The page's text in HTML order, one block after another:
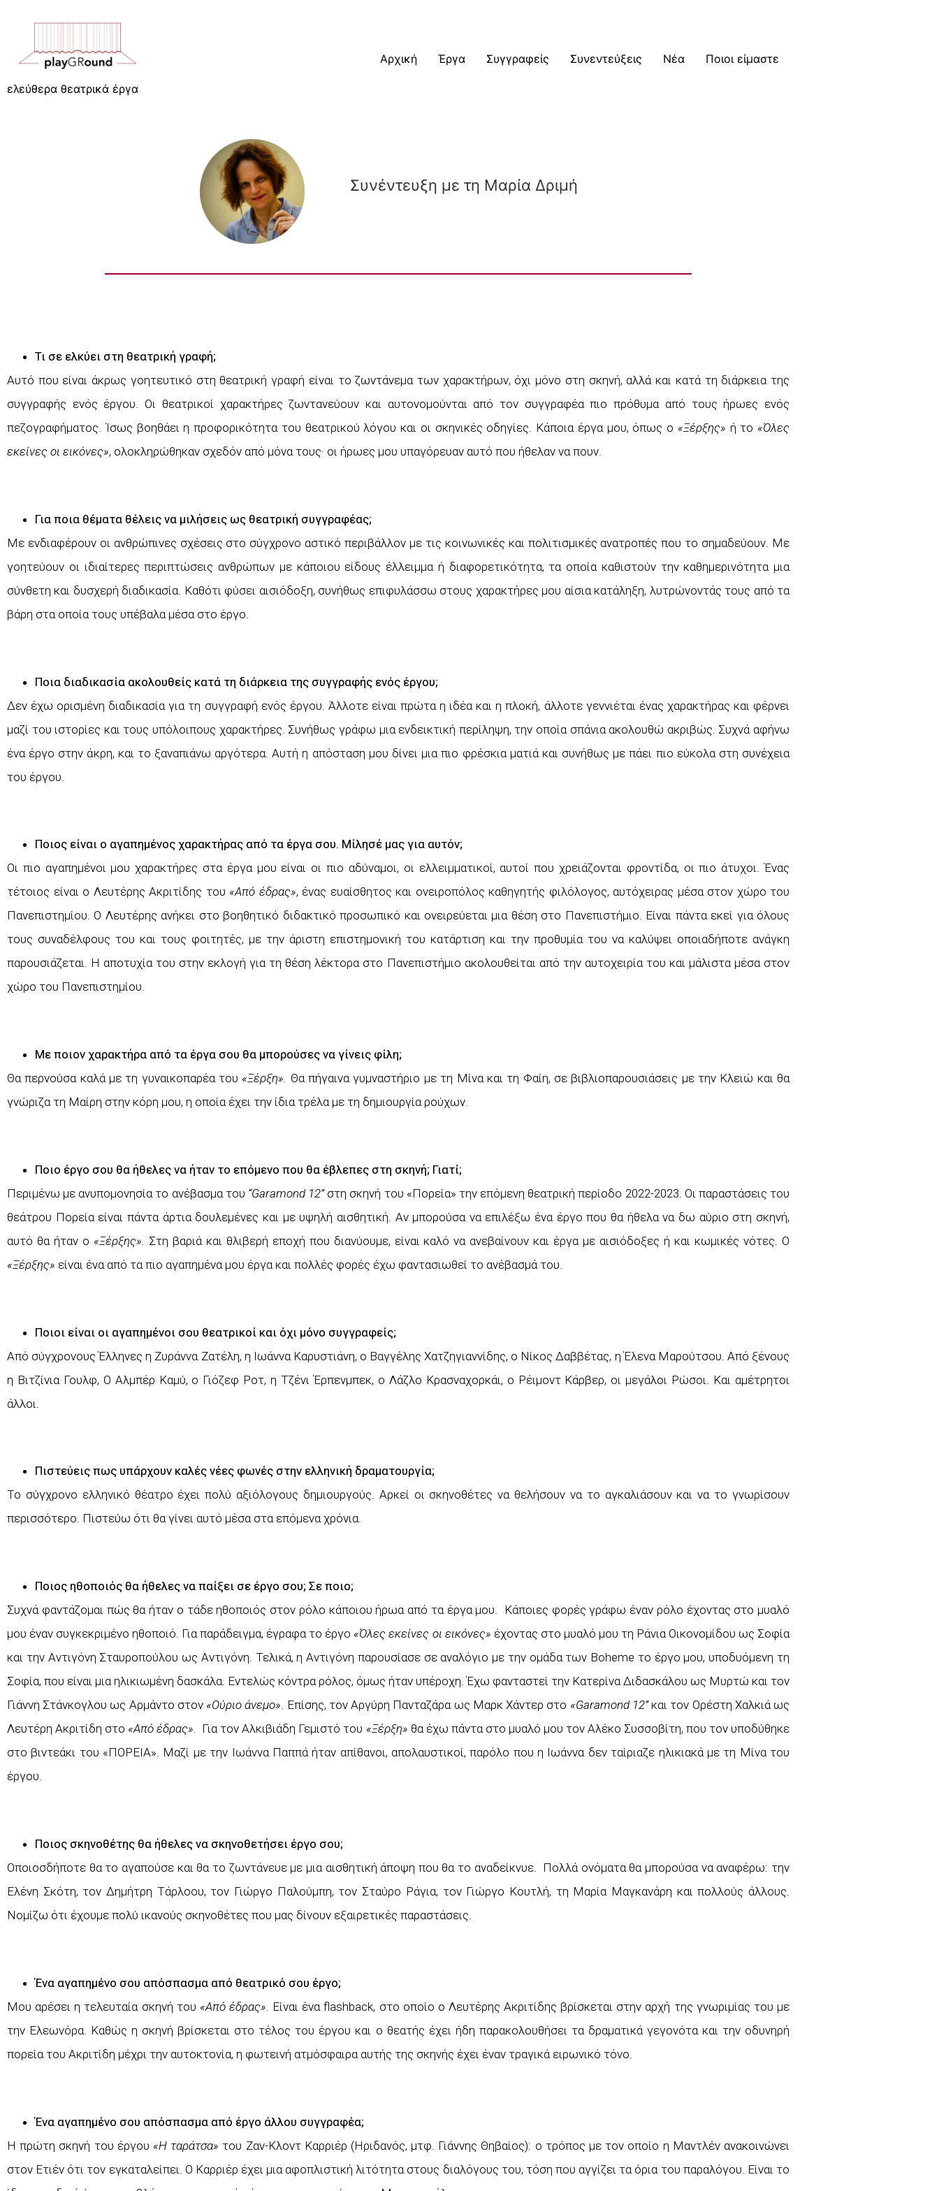
ελεύθερα θεατρικά έργα
Αρχική Έργα Συγγραφείς Συνεντεύξεις Νέα Ποιοι είμαστε
Συνέντευξη με τη Μαρία Δριμή
Τι σε ελκύει στη θεατρική γραφή;
Αυτό που είναι άκρως γοητευτικό στη θεατρική γραφή είναι το ζωντάνεμα των χαρακτήρων, όχι μόνο στη σκηνή, αλλά και κατά τη διάρκεια της
συγγραφής ενός έργου. Οι θεατρικοί χαρακτήρες ζωντανεύουν και αυτονομούνται από τον συγγραφέα πιο πρόθυμα από τους ήρωες ενός
πεζογραφήματος. Ίσως βοηθάει η προφορικότητα του θεατρικού λόγου και οι σκηνικές οδηγίες. Κάποια έργα μου, όπως ο «Ξέρξης» ή το «Όλες
εκείνες οι εικόνες», ολοκληρώθηκαν σχεδόν από μόνα τους· οι ήρωες μου υπαγόρευαν αυτό που ήθελαν να πουν.
Για ποια θέματα θέλεις να μιλήσεις ως θεατρική συγγραφέας;
Με ενδιαφέρουν οι ανθρώπινες σχέσεις στο σύγχρονο αστικό περιβάλλον με τις κοινωνικές και πολιτισμικές ανατροπές που το σημαδεύουν. Με
γοητεύουν οι ιδιαίτερες περιπτώσεις ανθρώπων με κάποιου είδους έλλειμμα ή διαφορετικότητα, τα οποία καθιστούν την καθημερινότητα μια
σύνθετη και δυσχερή διαδικασία. Καθότι φύσει αισιόδοξη, συνήθως επιφυλάσσω στους χαρακτήρες μου αίσια κατάληξη, λυτρώνοντάς τους από τα
βάρη στα οποία τους υπέβαλα μέσα στο έργο.
Ποια διαδικασία ακολουθείς κατά τη διάρκεια της συγγραφής ενός έργου;
Δεν έχω ορισμένη διαδικασία για τη συγγραφή ενός έργου. Άλλοτε είναι πρώτα η ιδέα και η πλοκή, άλλοτε γεννιέται ένας χαρακτήρας και φέρνει
μαζί του ιστορίες και τους υπόλοιπους χαρακτήρες. Συνήθως γράφω μια ενδεικτική περίληψη, την οποία σπάνια ακολουθώ ακριβώς. Συχνά αφήνω
ένα έργο στην άκρη, και το ξαναπιάνω αργότερα. Αυτή η απόσταση μου δίνει μια πιο φρέσκια ματιά και συνήθως με πάει πιο εύκολα στη συνέχεια
του έργου.
Ποιος είναι ο αγαπημένος χαρακτήρας από τα έργα σου. Μίλησέ μας για αυτόν;
Οι πιο αγαπημένοι μου χαρακτήρες στα έργα μου είναι οι πιο αδύναμοι, οι ελλειμματικοί, αυτοί που χρειάζονται φροντίδα, οι πιο άτυχοι. Ένας
τέτοιος είναι ο Λευτέρης Ακριτίδης του «Από έδρας», ένας ευαίσθητος και ονειροπόλος καθηγητής φιλόλογος, αυτόχειρας μέσα στον χώρο του
Πανεπιστημίου. Ο Λευτέρης ανήκει στο βοηθητικό διδακτικό προσωπικό και ονειρεύεται μια θέση στο Πανεπιστήμιο. Είναι πάντα εκεί για όλους
τους συναδέλφους του και τους φοιτητές, με την άριστη επιστημονική του κατάρτιση και την προθυμία του να καλύψει οποιαδήποτε ανάγκη
παρουσιάζεται. Η αποτυχία του στην εκλογή για τη θέση λέκτορα στο Πανεπιστήμιο ακολουθείται από την αυτοχειρία του και μάλιστα μέσα στον
χώρο του Πανεπιστημίου.
Με ποιον χαρακτήρα από τα έργα σου θα μπορούσες να γίνεις φίλη;
Θα περνούσα καλά με τη γυναικοπαρέα του «Ξέρξη». Θα πήγαινα γυμναστήριο με τη Μίνα και τη Φαίη, σε βιβλιοπαρουσιάσεις με την Κλειώ και θα
γνώριζα τη Μαίρη στην κόρη μου, η οποία έχει την ίδια τρέλα με τη δημιουργία ρούχων.
Ποιο έργο σου θα ήθελες να ήταν το επόμενο που θα έβλεπες στη σκηνή; Γιατί;
Περιμένω με ανυπομονησία το ανέβασμα του “Garamond 12”στη σκηνή του «Πορεία» την επόμενη θεατρική περίοδο 2022-2023. Οι παραστάσεις του
θεάτρου Πορεία είναι πάντα άρτια δουλεμένες και με υψηλή αισθητική. Αν μπορούσα να επιλέξω ένα έργο που θα ήθελα να δω αύριο στη σκηνή,
αυτό θα ήταν ο «Ξέρξης». Στη βαριά και θλιβερή εποχή που διανύουμε, είναι καλό να ανεβαίνουν και έργα με αισιόδοξες ή και κωμικές νότες. Ο
«Ξέρξης» είναι ένα από τα πιο αγαπημένα μου έργα και πολλές φορές έχω φαντασιωθεί το ανέβασμά του.
Ποιοι είναι οι αγαπημένοι σου θεατρικοί και όχι μόνο συγγραφείς;
Από σύγχρονους Έλληνες η Ζυράννα Ζατέλη, η Ιωάννα Καρυστιάνη, ο Βαγγέλης Χατζηγιαννίδης, ο Νίκος Δαββέτας, η Έλενα Μαρούτσου. Από ξένους
η Βιτζίνια Γουλφ, Ο Αλμπέρ Καμύ, ο Γιόζεφ Ροτ, η Τζένι Έρπενμπεκ, ο Λάζλο Κρασναχορκάι, ο Ρέιμοντ Κάρβερ, οι μεγάλοι Ρώσοι. Και αμέτρητοι
άλλοι.
Πιστεύεις πως υπάρχουν καλές νέες φωνές στην ελληνική δραματουργία;
Το σύγχρονο ελληνικό θέατρο έχει πολύ αξιόλογους δημιουργούς. Αρκεί οι σκηνοθέτες να θελήσουν να το αγκαλιάσουν και να το γνωρίσουν
περισσότερο. Πιστεύω ότι θα γίνει αυτό μέσα στα επόμενα χρόνια.
Ποιος ηθοποιός θα ήθελες να παίξει σε έργο σου; Σε ποιο;
Συχνά φαντάζομαι πώς θα ήταν ο τάδε ηθοποιός στον ρόλο κάποιου ήρωα από τα έργα μου. Κάποιες φορές γράφω έναν ρόλο έχοντας στο μυαλό
μου έναν συγκεκριμένο ηθοποιό. Για παράδειγμα, έγραφα το έργο «Όλες εκείνες οι εικόνες» έχοντας στο μυαλό μου τη Ράνια Οικονομίδου ως Σοφία
και την Αντιγόνη Σταυροπούλου ως Αντιγόνη. Τελικά, η Αντιγόνη παρουσίασε σε αναλόγιο με την ομάδα των Boheme το έργο μου, υποδυόμενη τη
Σοφία, που είναι μια ηλικιωμένη δασκάλα. Εντελώς κόντρα ρόλος, όμως ήταν υπέροχη. Έχω φανταστεί την Κατερίνα Διδασκάλου ως Μυρτώ και τον
Γιάννη Στάνκογλου ως Αρμάντο στον «Ούριο άνεμο». Επίσης, τον Αργύρη Πανταζάρα ως Μαρκ Χάντερ στο «Garamond 12” και τον Ορέστη Χαλκιά ως
Λευτέρη Ακριτίδη στο «Από έδρας». Για τον Αλκιβιάδη Γεμιστό του «Ξέρξη» θα έχω πάντα στο μυαλό μου τον Αλέκο Συσσοβίτη, που τον υποδύθηκε
στο βιντεάκι του «ΠΟΡΕΙΑ». Μαζί με την Ιωάννα Παππά ήταν απίθανοι, απολαυστικοί, παρόλο που η Ιωάννα δεν ταίριαζε ηλικιακά με τη Μίνα του
έργου.
Ποιος σκηνοθέτης θα ήθελες να σκηνοθετήσει έργο σου;
Οποιοσδήποτε θα το αγαπούσε και θα το ζωντάνευε με μια αισθητική άποψη που θα το αναδείκνυε. Πολλά ονόματα θα μπορούσα να αναφέρω: την
Ελένη Σκότη, τον Δημήτρη Τάρλοου, τον Γιώργο Παλούμπη, τον Σταύρο Ράγια, τον Γιώργο Κουτλή, τη Μαρία Μαγκανάρη και πολλούς άλλους.
Νομίζω ότι έχουμε πολύ ικανούς σκηνοθέτες που μας δίνουν εξαιρετικές παραστάσεις.
Ένα αγαπημένο σου απόσπασμα από θεατρικό σου έργο;
Μου αρέσει η τελευταία σκηνή του «Από έδρας». Είναι ένα flashback, στο οποίο ο Λευτέρης Ακριτίδης βρίσκεται στην αρχή της γνωριμίας του με
την Ελεωνόρα. Καθώς η σκηνή βρίσκεται στο τέλος του έργου και ο θεατής έχει ήδη παρακολουθήσει τα δραματικά γεγονότα και την οδυνηρή
πορεία του Ακριτίδη μέχρι την αυτοκτονία, η φωτεινή ατμόσφαιρα αυτής της σκηνής έχει έναν τραγικά ειρωνικό τόνο.
Ένα αγαπημένο σου απόσπασμα από έργο άλλου συγγραφέα;
Η πρώτη σκηνή του έργου «Η ταράτσα» του Ζαν-Κλοντ Καρριέρ (Ηριδανός, μτφ. Γιάννης Θηβαίος): ο τρόπος με τον οποίο η Μαντλέν ανακοινώνει
στον Ετιέν ότι τον εγκαταλείπει. Ο Καρριέρ έχει μια αφοπλιστική λιτότητα στους διαλόγους του, τόση που αγγίζει τα όρια του παραλόγου. Είναι το